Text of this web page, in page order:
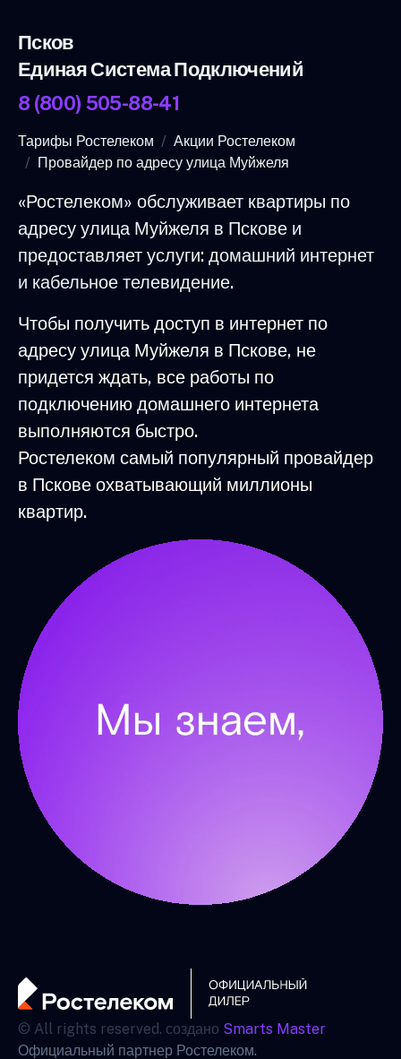
Псков
Единая Система Подключений
8 (800) 505-88-41
Тарифы Ростелеком
Акции Ростелеком
Провайдер по адресу улица Муйжеля
«Ростелеком» обслуживает квартиры по
адресу улица Муйжеля в Пскове и
предоставляет услуги: домашний интернет
и кабельное телевидение.
Чтобы получить доступ в интернет по
адресу улица Муйжеля в Пскове, не
придется ждать, все работы по
подключению домашнего интернета
выполняются быстро.
Ростелеком самый популярный провайдер
в Пскове охватывающий миллионы
квартир.
© All rights reserved. создано Smarts Master
Официальный партнер Ростелеком.